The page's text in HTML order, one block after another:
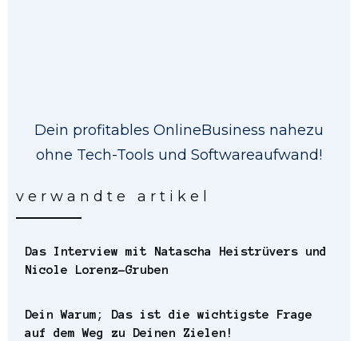
Dein profitables OnlineBusiness nahezu
ohne Tech-Tools und Softwareaufwand!
verwandte artikel
Das Interview mit Natascha Heistrüvers und
Nicole Lorenz-Gruben
Dein Warum; Das ist die wichtigste Frage
auf dem Weg zu Deinen Zielen!